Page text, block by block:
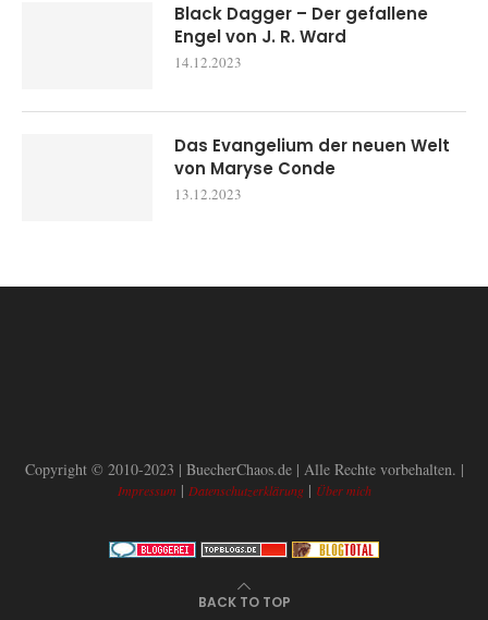
Black Dagger – Der gefallene
Engel von J. R. Ward
14.12.2023
Das Evangelium der neuen Welt
von Maryse Conde
13.12.2023
Copyright © 2010-2023 | BuecherChaos.de | Alle Rechte vorbehalten. |
Impressum | Datenschutzerklärung| Über mich
BACK TO TOP